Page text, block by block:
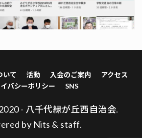
いて 活動 入会のご案内
アクセス
バシーポリシー
SNS
- 八千代緑が丘西自治会.
by Nits & staff.